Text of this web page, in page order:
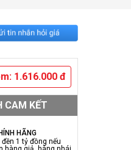
1.616.000 đ
CAM KẾT
HÃNG
đền 1 tỷ đồng nếu